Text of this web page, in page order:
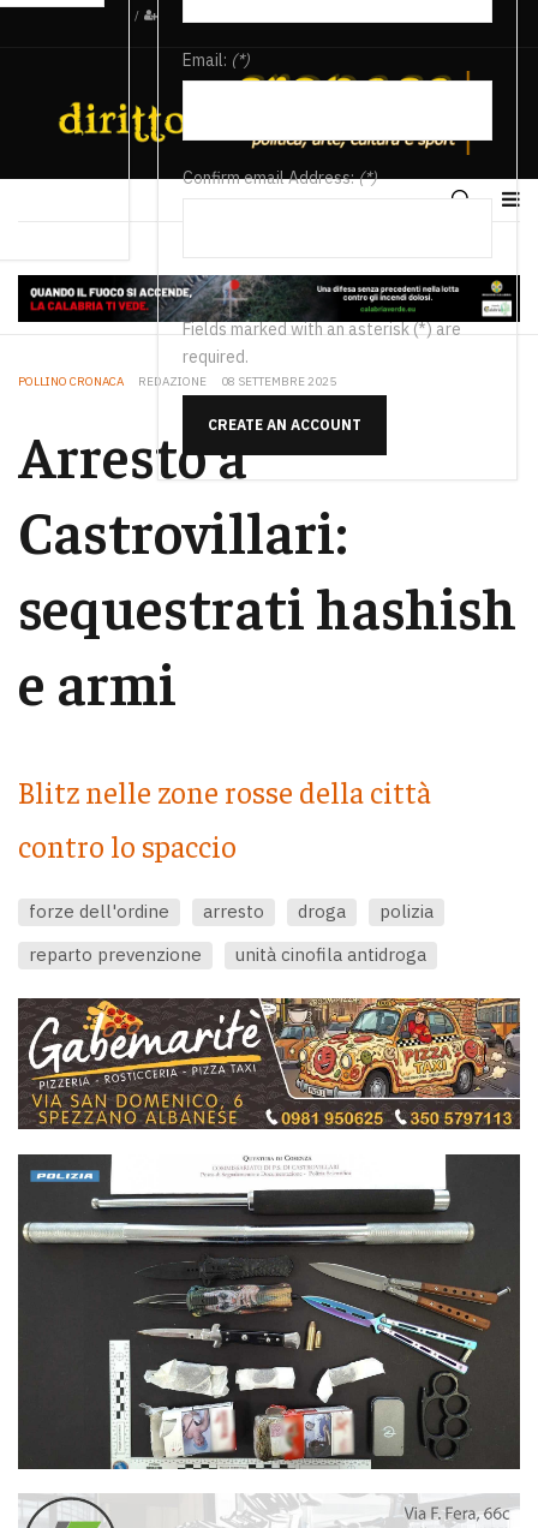
/
Email: (*)
Confirm email Address:(*)
Fields marked with an asterisk (*) are
required.
CREATE AN ACCOUNT
POLLINO CRONACA REDAZIONE 08 SETTEMBRE 2025
Arresto a
Castrovillari:
sequestrati hashish
e armi
Blitz nelle zone rosse della città
contro lo spaccio
forze dell'ordine arresto droga
polizia
reparto prevenzione
unità cinofila antidroga